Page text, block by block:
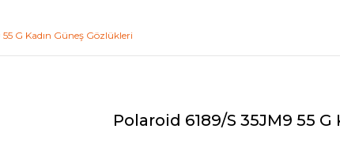
G Kadın Güneş Gözlükleri
Polaroid 6189/S 35JM9 55